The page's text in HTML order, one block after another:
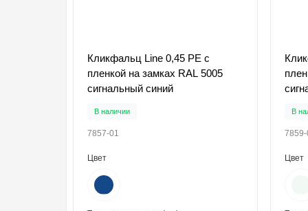
Кликфальц Line 0,45 PE с
пленкой на замках RAL 5005
сигнальный синий
В наличии
7857-01
Цвет
В
Цвет